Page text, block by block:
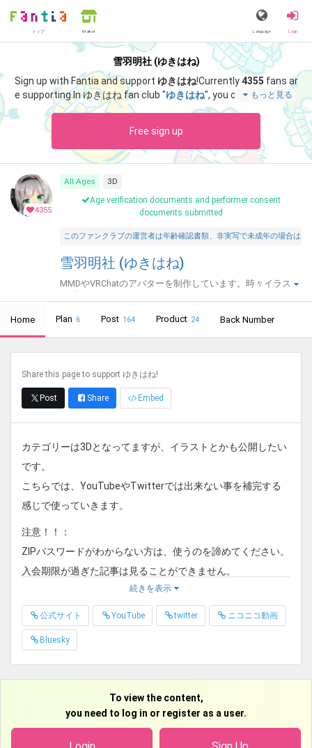
トップ Market Language Login
雪羽明社 (ゆきはね)
Sign up with Fantia and support ゆきはね!Currently4355 fans ar
e supporting.In ゆきはね fan club "ゆきはね", you can enjoy spec
ial content such as " ゆきはね式アリスF22 支援プラン以上限定
もっと見る
Free sign up
4355
All Ages
3D
Age verification documents and performer consent
documents submitted
このファンクラブの運営者は年齢確認書類、非実写で未成年の場合は
雪羽明社 (ゆきはね)
MMDやVRChatのアバターを制作しています。時々イラスト
Home Plan 6 Post 164 Product 24 Back Number
Share this page to support ゆきはね!
Post Share Embed
カテゴリーは3Dとなってますが、イラストとかも公開したい
です。
こちらでは、YouTubeやTwitterでは出来ない事を補完する
感じで使っていきます。
注意！！：
ZIPパスワードがわからない方は、使うのを諦めてください。
入会期限が過ぎた記事は見ることができません。
※有料プランと支援プランはバックナンバーを販売していま
すが、スペシャル支援プラン以上はバックナンバーの配布も
ありません。
続きを表示
公式サイト YouTube twitter ニコニコ動画
Bluesky
To view the content,
you need to log in or register as a user.